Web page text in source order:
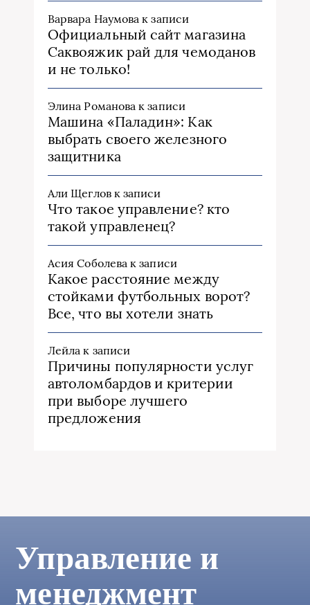
Варвара Наумова к записи
Официальный сайт магазина
Саквояжик рай для чемоданов
и не только!
Элина Романова к записи
Машина «Паладин»: Как
выбрать своего железного
защитника
Али Щегловк записи
Что такое управление? кто
такой управленец?
Асия Соболева к записи
Какое расстояние между
стойками футбольных ворот?
Все, что вы хотели знать
Лейла к записи
Причины популярности услуг
автоломбардов и критерии
при выборе лучшего
предложения
Управление и
менеджмент